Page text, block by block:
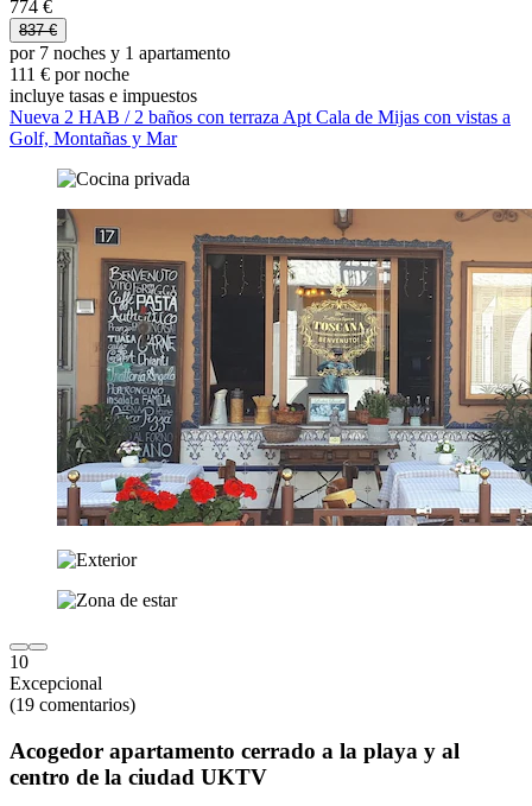
774 €
837 €
por 7 noches y 1 apartamento
111 € por noche
incluye tasas e impuestos
Nueva 2 HAB / 2 baños con terraza Apt Cala de Mijas con vistas a
Golf, Montañas y Mar
10
Excepcional
(19 comentarios)
Acogedor apartamento cerrado a la playa y al
centro de la ciudad UKTV